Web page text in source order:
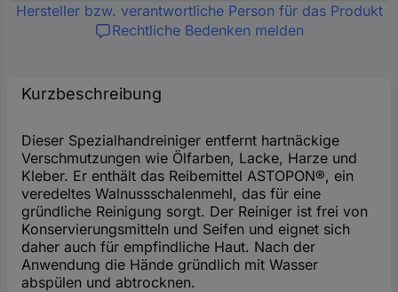
Hersteller bzw. verantwortliche Person für das Produkt
Rechtliche Bedenken melden
Kurzbeschreibung
Dieser Spezialhandreiniger entfernt hartnäckige
Verschmutzungen wie Ölfarben, Lacke, Harze und
Kleber. Er enthält das Reibemittel ASTOPON®, ein
veredeltes Walnussschalenmehl, das für eine
gründliche Reinigung sorgt. Der Reiniger ist frei von
Konservierungsmitteln und Seifen und eignet sich
daher auch für empfindliche Haut. Nach der
Anwendung die Hände gründlich mit Wasser
abspülen und abtrocknen.